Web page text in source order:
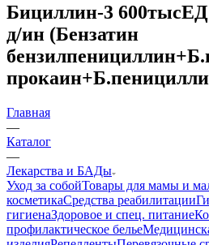
Бициллин-3
д/ин (Бензатин
Главная
—
Каталог
—
Лекарства и БАДы
Уход за собойТовары для мамы и
косметикаСредства реабилитации
гигиенаЗдоровое и спец. питание
профилактическое белье